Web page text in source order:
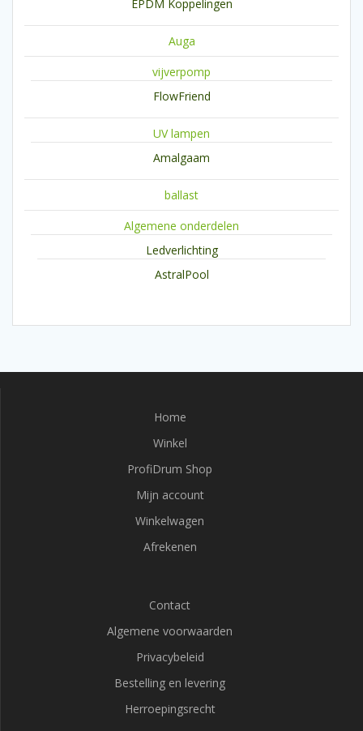
EPDM Koppelingen
Auga
vijverpomp
FlowFriend
UV lampen
Amalgaam
ballast
Algemene onderdelen
Ledverlichting
AstralPool
Home
Winkel
ProfiDrum Shop
Mijn account
Winkelwagen
Afrekenen
Contact
Algemene voorwaarden
Privacybeleid
Bestelling en levering
Herroepingsrecht